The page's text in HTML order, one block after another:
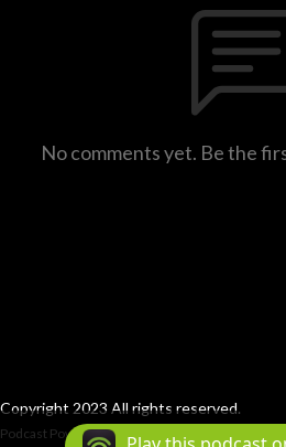
No comments yet. Be the
Copyright 2023 All rights reserved.
Podcast Powered By Podbean